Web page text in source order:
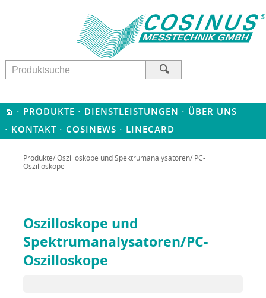
· PRODUKTE · DIENSTLEISTUNGEN · ÜBER UNS
· KONTAKT · COSINEWS · LINECARD
Produkte/Oszilloskope und Spektrumanalysatoren/ PC-
Oszilloskope
Oszilloskope und
Spektrumanalysatoren/PC-
Oszilloskope